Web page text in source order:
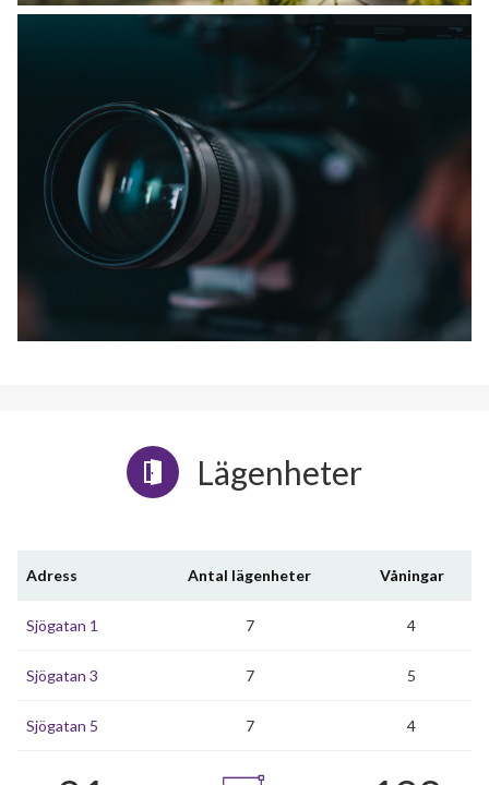
Lägenheter
Adress Antal lägenheter Våningar
Sjögatan 1 7 4
Sjögatan 3 7 5
Sjögatan 5 7 4